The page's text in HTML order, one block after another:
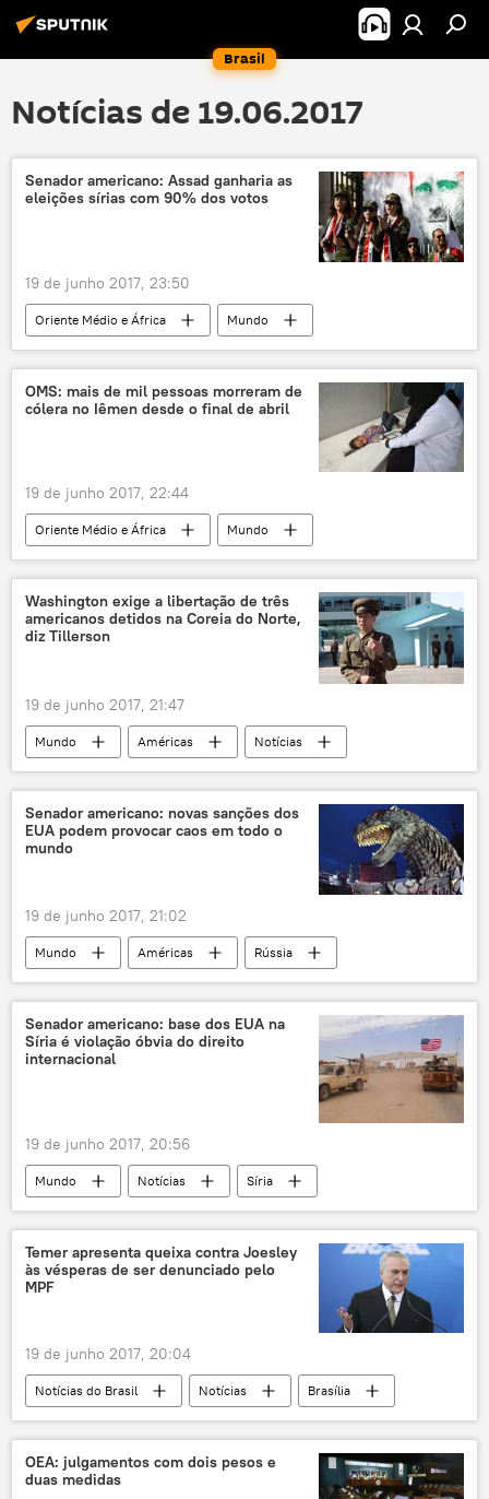
Brasil
Notícias de 19.06.2017
Senador americano: Assad ganharia as
eleições sírias com 90% dos votos
19 de junho 2017, 23:50
Oriente Médio e África
Mundo
Notícias
Síria
Richard Black
Bashar al-Assad
OMS: mais de mil pessoas morreram de
cólera no Iêmen desde o final de abril
19 de junho 2017, 22:44
Oriente Médio e África
Mundo
Notícias
Iêmen
OMS
epidemia
cólera
Crise no Iêmen: rebeldes houthis matam antigo aliado e ex-presidente Ali Abdullah Saleh
Washington exige a libertação de três
americanos detidos na Coreia do Norte,
diz Tillerson
19 de junho 2017, 21:47
Mundo Américas
Notícias
Coreia do Norte
Rex Tillerson
Otto Warmbier
relações bilaterais
EUA
Senador americano: novas sanções dos
EUA podem provocar caos em todo o
mundo
19 de junho 2017, 21:02
Mundo Américas
Rússia
Notícias
Richard Black
sanções
Senador americano: base dos EUA na
Síria é violação óbvia do direito
internacional
19 de junho 2017, 20:56
Mundo Notícias
Síria
Tanf
Iraque
Virgínia
Conselho de Segurança das Nações Unidas
Temer apresenta queixa contra Joesley
às vésperas de ser denunciado pelo
MPF
19 de junho 2017, 20:04
Notícias do Brasil Notícias
Brasília
Joesley Batista
Michel Temer
Rodrigo Rocha Loures
Rodrigo Janot
Eduardo Cunha
STF
OEA: julgamentos com dois pesos e
duas medidas